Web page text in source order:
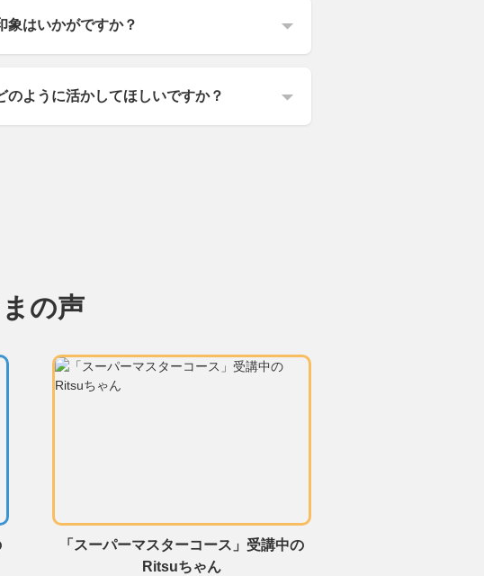
象はいかがですか？
のように活かしてほしいですか？
の声
「スーパーマスターコース」受講中の
Ritsuちゃん